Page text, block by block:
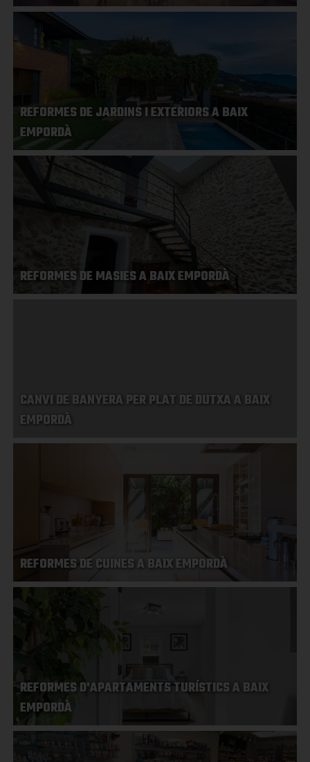
REFORMES DE JARDINS I EXTERIORS A BAIX
EMPORDÀ
REFORMES DE MASIES A BAIX EMPORDÀ
CANVI DE BANYERA PER PLAT DE DUTXA A BAIX
EMPORDÀ
REFORMES DE CUINES A BAIX EMPORDÀ
REFORMES D'APARTAMENTS TURÍSTICS A BAIX
EMPORDÀ